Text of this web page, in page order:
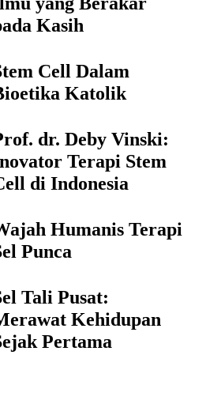
Kasih
Cell Dalam
Katolik
dr. Deby Vinski:
Terapi Stem
di Indonesia
Humanis Terapi
Punca
Tali Pusat:
Kehidupan
Pertama